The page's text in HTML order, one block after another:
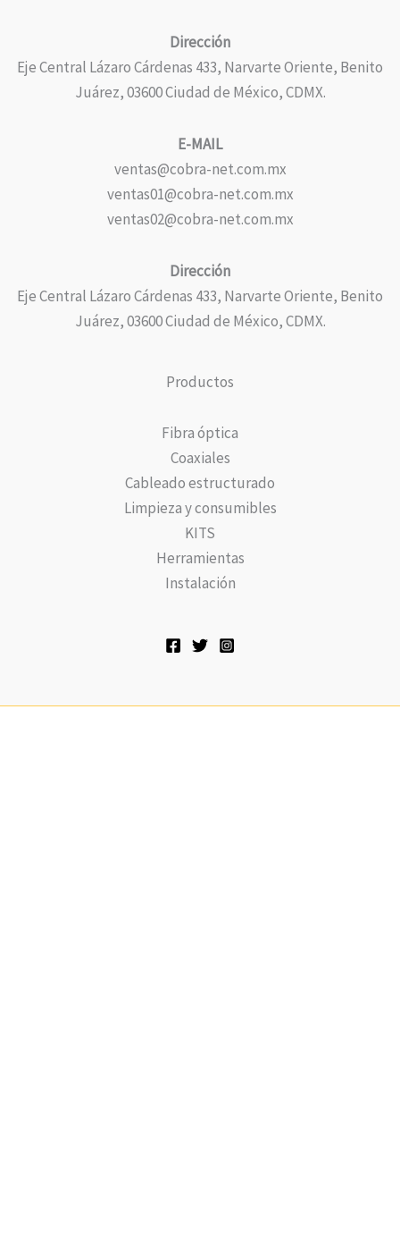
Dirección
Eje Central Lázaro Cárdenas 433, Narvarte Oriente, Benito
Juárez, 03600 Ciudad de México, CDMX.
E-MAIL
ventas@cobra-net.com.mx
ventas01@cobra-net.com.mx
ventas02@cobra-net.com.mx
Dirección
Eje Central Lázaro Cárdenas 433, Narvarte Oriente, Benito
Juárez, 03600 Ciudad de México, CDMX.
Productos
Fibra óptica
Coaxiales
Cableado estructurado
Limpieza y consumibles
KITS
Herramientas
Instalación